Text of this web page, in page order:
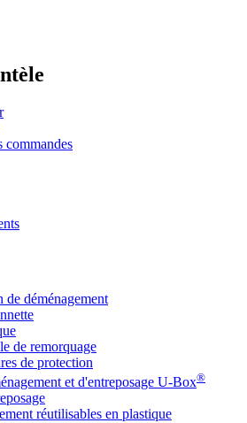
commandes
déménagement
de remorquage
de protection
et d'entreposage U-Box®
réutilisables en plastique